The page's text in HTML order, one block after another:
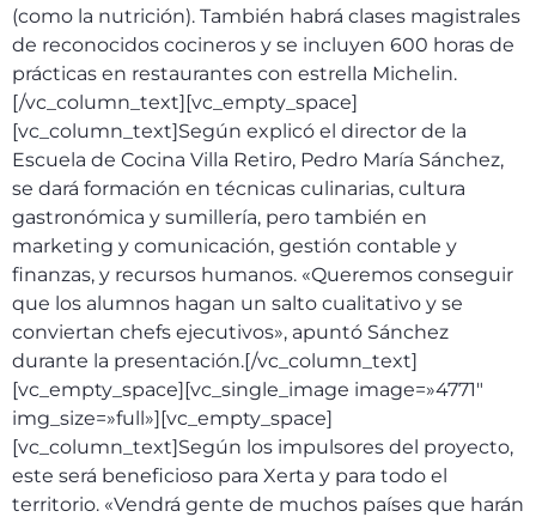
(como la nutrición). También habrá clases magistrales
de reconocidos cocineros y se incluyen 600 horas de
prácticas en restaurantes con estrella Michelin.
[/vc_column_text][vc_empty_space]
[vc_column_text]Según explicó el director de la
Escuela de Cocina Villa Retiro, Pedro María Sánchez,
se dará formación en técnicas culinarias, cultura
gastronómica y sumillería, pero también en
marketing y comunicación, gestión contable y
finanzas, y recursos humanos. «Queremos conseguir
que los alumnos hagan un salto cualitativo y se
conviertan chefs ejecutivos», apuntó Sánchez
durante la presentación.[/vc_column_text]
[vc_empty_space][vc_single_image image=»4771″
img_size=»full»][vc_empty_space]
[vc_column_text]Según los impulsores del proyecto,
este será beneficioso para Xerta y para todo el
territorio. «Vendrá gente de muchos países que harán